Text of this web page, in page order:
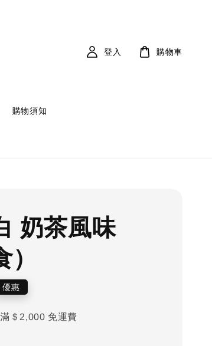
購物須知
登入 購物車
奶茶風味
優惠
＄2,000 免運費